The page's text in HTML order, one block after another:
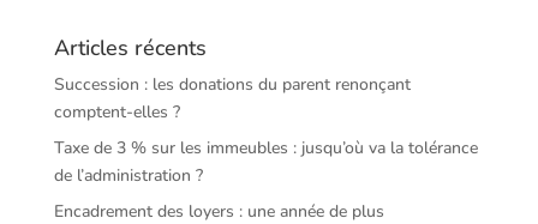
Articles récents
Succession : les donations du parent renonçant
comptent-elles ?
Taxe de 3 % sur les immeubles : jusqu’où va la tolérance
de l’administration ?
Encadrement des loyers : une année de plus